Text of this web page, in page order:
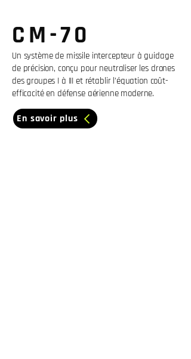
CM-70
Un système de missile intercepteur à guidage
de précision, conçu pour neutraliser les drones
des groupes I à III et rétablir l’équation coût-
efficacité en défense aérienne moderne.
En savoir plus